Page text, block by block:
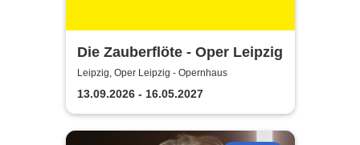
Die Zauberflöte - Oper Leipzig
Leipzig, Oper Leipzig - Opernhaus
13.09.2026 - 16.05.2027